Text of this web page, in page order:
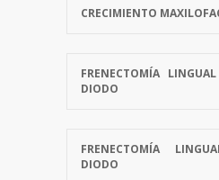
CRECIMIENTO
FRENECTOMÍA
DIODO
FRENECTOMÍA
DIODO